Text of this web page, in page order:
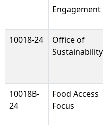
Engagement
10018-24
Office of
Sustainability
10018B-
24
Food Access
Focus